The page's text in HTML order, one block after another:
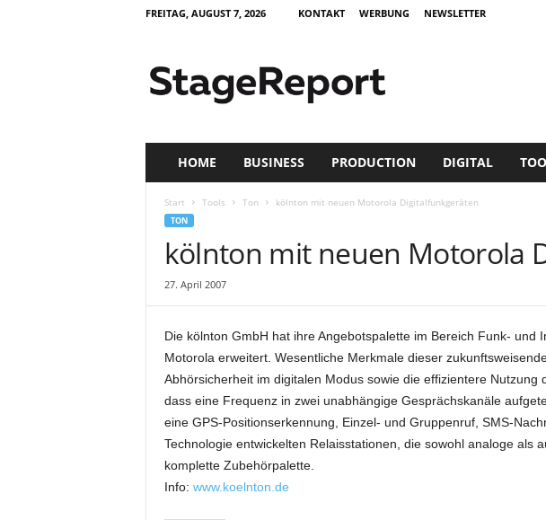
FREITAG, AUGUST 7, 2026 KONTAKT WERBUNG NEWSLETTER
a
i
HOME BUSINESS PRODUCTION DIGITAL
Start Tools Ton kölnton mit neuen Motorola Digitalfunkgeräten
TON
kölnton mit neuen Motorola
27. April 2007
Die kölnton GmbH hat ihre Angebotspalette im Bereich Funk-
Motorola erweitert. Wesentliche Merkmale dieser
Abhörsicherheit im digitalen Modus sowie die effizientere
dass eine Frequenz in zwei unabhängige Gesprächskanäle
eine GPS-Positionserkennung, Einzel- und Gruppenruf, SMS-
Technologie entwickelten Relaisstationen, die sowohl analoge
komplette Zubehörpalette.
Info: www.koelnton.de